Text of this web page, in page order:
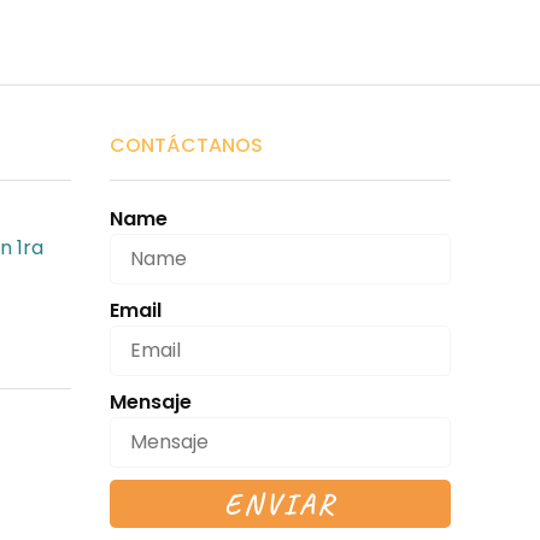
1ra
CONTÁCTANOS
Name
Email
Mensaje
ENVIAR